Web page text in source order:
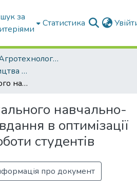
за
Статистика
Факультет Агротехнологій та екології
Кафедра Рослинництва та садівництва ім. професора В.В. Калитки
Роль індивідуального навчально-дослідного завдання в оптимізації самостійної роботи студентів
навчально-
в оптимізації
студентів
про документ